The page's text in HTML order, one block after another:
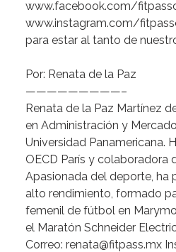
www.facebook.com/
www.instagram.com/
para estar al tanto de
Por: Renata de la Paz
—————————–
Renata de la Paz Martínez
en Administración y
Universidad Panamericana.
OECD París y colaboradora
Apasionada del deporte, ha
alto rendimiento, formado
femenil de fútbol en
el Maratón Schneider
Correo: renata@fitpass.mx